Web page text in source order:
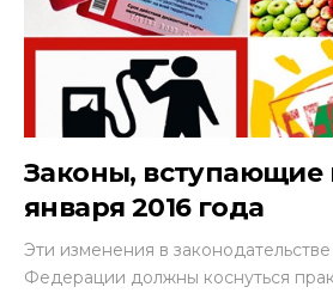
Законы, вступающие
января 2016 года
Эти изменения в
Федерации должны коснуться